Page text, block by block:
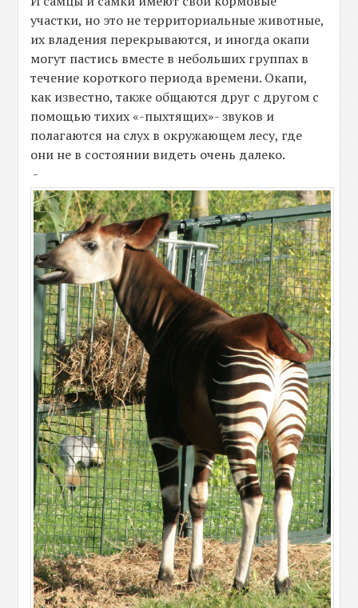
участки, но это не территориальные животные,
их владения перекрываются, и иногда окапи
могут пастись вместе в небольших группах в
течение короткого периода времени. Окапи,
как известно, также общаются друг с другом с
помощью тихих «-пыхтящих»- звуков и
полагаются на слух в окружающем лесу, где
они не в состоянии видеть очень далеко.
-